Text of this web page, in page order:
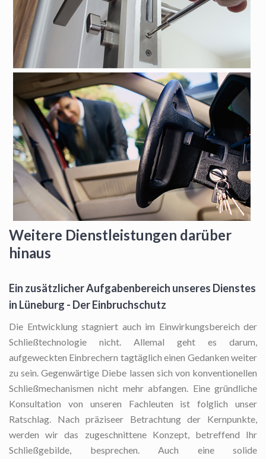
Weitere Dienstleistungen darüber
hinaus
Ein zusätzlicher Aufgabenbereich unseres Dienstes
in Lüneburg - Der Einbruchschutz
Die Entwicklung stagniert auch im Einwirkungsbereich der
Schließtechnologie nicht. Allemal geht es darum,
aufgeweckten Einbrechern tagtäglich einen Gedanken weiter
zu sein. Gegenwärtige Diebe lassen sich von konventionellen
Schließmechanismen nicht mehr abfangen. Eine gründliche
Konsultation von unseren Fachleuten ist folglich unser
Ratschlag. Nach präziseer Betrachtung der Kernpunkte,
werden wir das zugeschnittene Konzept, betreffend Ihr
Schließgebilde, besprechen. Auch eine solide